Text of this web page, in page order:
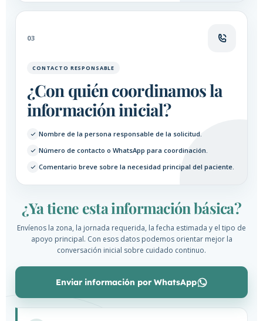
03
CONTACTO RESPONSABLE
¿Con quién coordinamos la
información inicial?
Nombre de la persona responsable de la solicitud.
Número de contacto o WhatsApp para coordinación.
Comentario breve sobre la necesidad principal del paciente.
¿Ya tiene esta información básica?
Envíenos la zona, la jornada requerida, la fecha estimada y el tipo de
apoyo principal. Con esos datos podemos orientar mejor la
conversación inicial sobre cuidado continuo.
Enviar información por WhatsApp